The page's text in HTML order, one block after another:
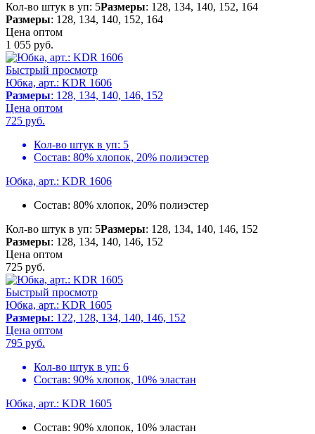
Кол-во штук в уп: 5Размеры: 128, 134, 140, 152, 164
Размеры: 128, 134, 140, 152, 164
Цена оптом
1 055 руб.
Быстрый просмотр
Юбка, арт.: KDR 1606
Размеры: 128, 134, 140, 146, 152
Цена оптом
725 руб.
Кол-во штук в уп: 5
Состав: 80% хлопок, 20% полиэстер
Юбка, арт.: KDR 1606
Состав: 80% хлопок, 20% полиэстер
Кол-во штук в уп: 5Размеры: 128, 134, 140, 146, 152
Размеры: 128, 134, 140, 146, 152
Цена оптом
725 руб.
Быстрый просмотр
Юбка, арт.: KDR 1605
Размеры: 122, 128, 134, 140, 146, 152
Цена оптом
795 руб.
Кол-во штук в уп: 6
Состав: 90% хлопок, 10% эластан
Юбка, арт.: KDR 1605
Состав: 90% хлопок, 10% эластан